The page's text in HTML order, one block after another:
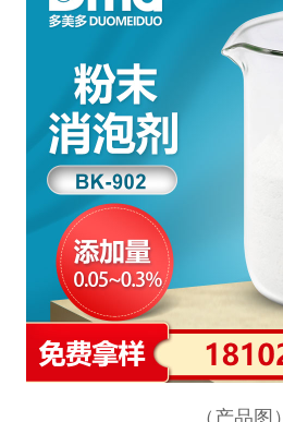
（产品图）